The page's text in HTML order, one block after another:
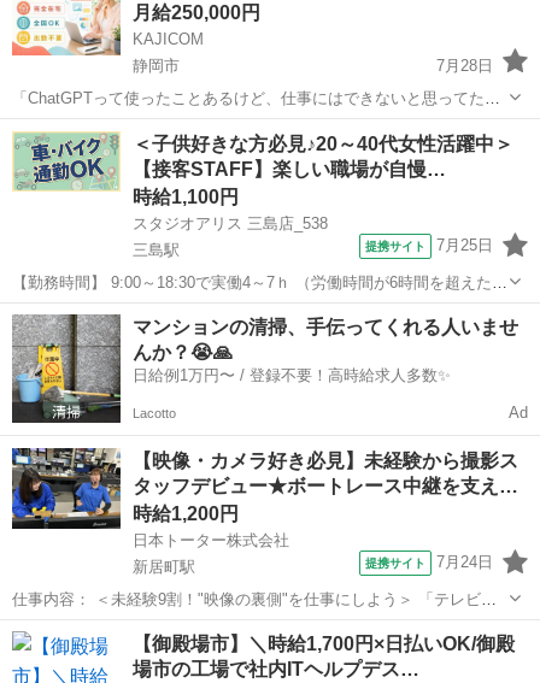
月給250,000円
KAJICOM
静岡市
7月28日
「ChatGPTって使ったことあるけど、仕事にはできないと思ってた」
その感覚、半分正解で半分もったいないです🌟 ChatGPT・Claude・
Geminiなどを「仕事として」使うのが 弊社のAIプロンプトエン...
静岡 静岡市 その他 業務委託
＜子供好きな方必見♪20～40代女性活躍中＞
【接客STAFF】楽しい職場が自慢…
時給1,100円
スタジオアリス 三島店_538
三島駅
提携サイト 7月25日
【勤務時間】 9:00～18:30で実働4～7ｈ （労働時間が6時間を超えた場
合の休憩時間は法定通り） ◆土日含む週2日～・1日4ｈ～OK ◎残業な
し ◆シフトは毎月15日頃までに翌1ヵ月の 勤務不可日をスマホで申
告♪ ...
静岡 三島市 その他
マンションの清掃、手伝ってくれる人いませ
んか？😭🙏
日給例1万円〜 / 登録不要！高時給求人多数✨
Lacotto Ad
【映像・カメラ好き必見】未経験から撮影ス
タッフデビュー★ボートレース中継を支え…
時給1,200円
日本トーター株式会社
新居町駅
提携サイト 7月24日
仕事内容： ＜未経験9割！"映像の裏側"を仕事にしよう＞ 「テレビや
YouTubeの撮影って面白そう」 そんな気持ちがあれば応募OK！ 先輩
の約9割が未経験スタート。 □ 髪色自由 □ ネイルOK 自分らしく働け
る...
静岡 新居町駅 その他
【御殿場市】＼時給1,700円×日払いOK/御殿
場市の工場で社内ITヘルプデス…